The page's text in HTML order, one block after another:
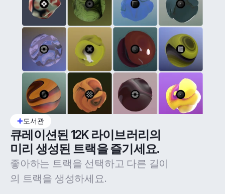
도서관
큐레이션된 12K 라이브러리의
미리 생성된 트랙을 즐기세요.
좋아하는 트랙을 선택하고 다른 길이
의 트랙을 생성하세요.